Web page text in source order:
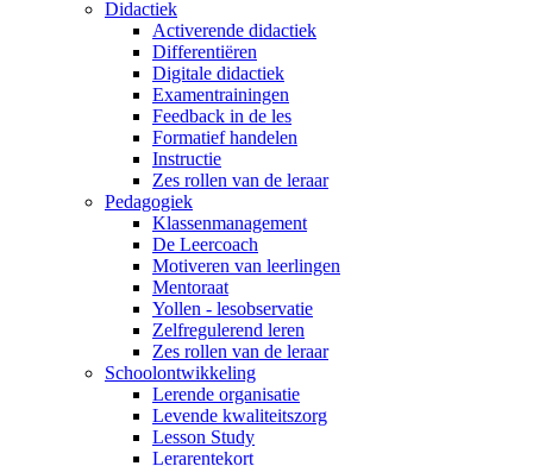
Didactiek
Activerende didactiek
Differentiëren
Digitale didactiek
Examentrainingen
Feedback in de les
Formatief handelen
Instructie
Zes rollen van de leraar
Pedagogiek
Klassenmanagement
De Leercoach
Motiveren van leerlingen
Mentoraat
Yollen - lesobservatie
Zelfregulerend leren
Zes rollen van de leraar
Schoolontwikkeling
Lerende organisatie
Levende kwaliteitszorg
Lesson Study
Lerarentekort